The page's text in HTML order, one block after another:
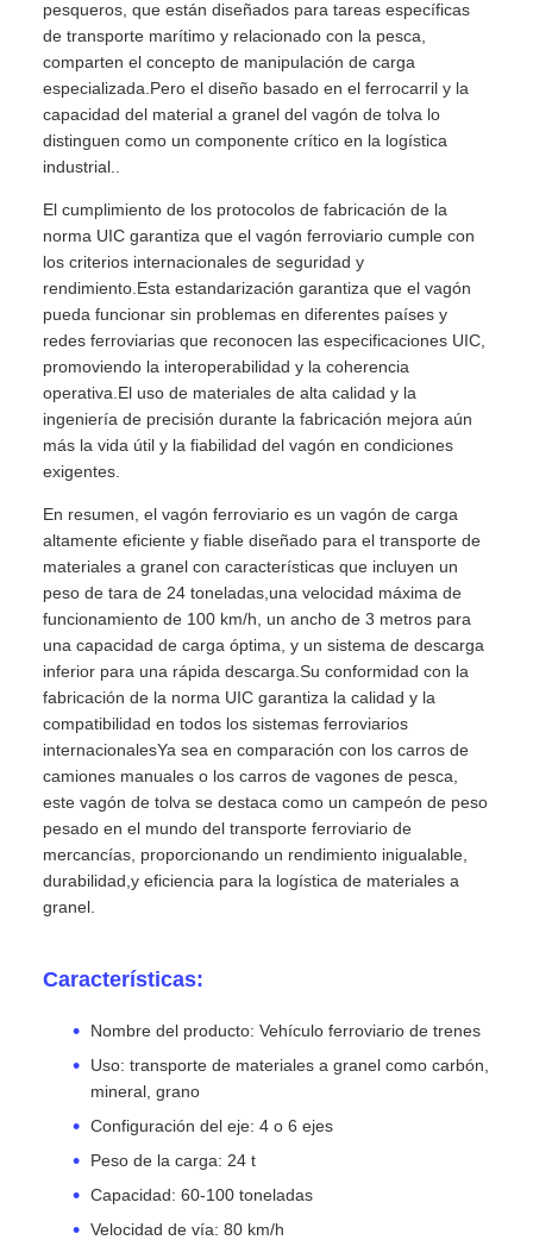
pesqueros, que están diseñados para tareas específicas
de transporte marítimo y relacionado con la pesca,
comparten el concepto de manipulación de carga
especializada.Pero el diseño basado en el ferrocarril y la
capacidad del material a granel del vagón de tolva lo
distinguen como un componente crítico en la logística
industrial..
El cumplimiento de los protocolos de fabricación de la
norma UIC garantiza que el vagón ferroviario cumple con
los criterios internacionales de seguridad y
rendimiento.Esta estandarización garantiza que el vagón
pueda funcionar sin problemas en diferentes países y
redes ferroviarias que reconocen las especificaciones UIC,
promoviendo la interoperabilidad y la coherencia
operativa.El uso de materiales de alta calidad y la
ingeniería de precisión durante la fabricación mejora aún
más la vida útil y la fiabilidad del vagón en condiciones
exigentes.
En resumen, el vagón ferroviario es un vagón de carga
altamente eficiente y fiable diseñado para el transporte de
materiales a granel con características que incluyen un
peso de tara de 24 toneladas,una velocidad máxima de
funcionamiento de 100 km/h, un ancho de 3 metros para
una capacidad de carga óptima, y un sistema de descarga
inferior para una rápida descarga.Su conformidad con la
fabricación de la norma UIC garantiza la calidad y la
compatibilidad en todos los sistemas ferroviarios
internacionalesYa sea en comparación con los carros de
camiones manuales o los carros de vagones de pesca,
este vagón de tolva se destaca como un campeón de peso
pesado en el mundo del transporte ferroviario de
mercancías, proporcionando un rendimiento inigualable,
durabilidad,y eficiencia para la logística de materiales a
granel.
Características:
Nombre del producto: Vehículo ferroviario de trenes
Uso: transporte de materiales a granel como carbón,
mineral, grano
Configuración del eje: 4 o 6 ejes
Peso de la carga: 24 t
Capacidad: 60-100 toneladas
Velocidad de vía: 80 km/h